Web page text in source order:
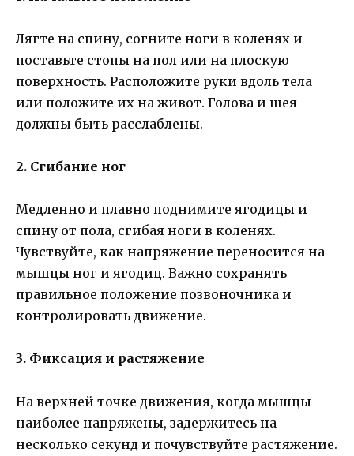
Лягте на спину, согните ноги в коленях и
поставьте стопы на пол или на плоскую
поверхность. Расположите руки вдоль тела
или положите их на живот. Голова и шея
должны быть расслаблены.
2. Сгибание ног
Медленно и плавно поднимите ягодицы и
спину от пола, сгибая ноги в коленях.
Чувствуйте, как напряжение переносится на
мышцы ног и ягодиц. Важно сохранять
правильное положение позвоночника и
контролировать движение.
3. Фиксация и растяжение
На верхней точке движения, когда мышцы
наиболее напряжены, задержитесь на
несколько секунд и почувствуйте растяжение.